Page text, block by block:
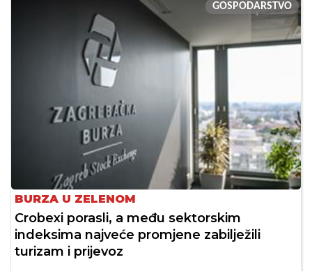
GOSPODARSTVO
BURZA U ZELENOM
Crobexi porasli, a među sektorskim
indeksima najveće promjene zabilježili
turizam i prijevoz